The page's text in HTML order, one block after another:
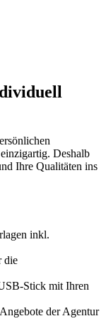
Deshalb
Ihre Qualitäten ins
inkl.
die
Stick mit Ihren
der Agentur